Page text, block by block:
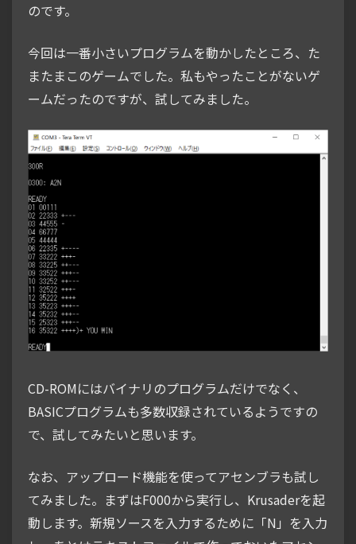
のです。
今回は一番小さいプログラムを動かしたところ、た
またまこのゲームでした。私もやったことがないゲ
ームだったのですが、試してみました。
CD-ROMにはバイナリのプログラムだけでなく、
BASICプログラムも多数収録されているようですの
で、試してみたいと思います。
なお、アップロード機能を使ってアセンブラも試し
てみました。まずはF000から実行し、Krusaderを起
動します。新規ソースを入力するために「N」を入力